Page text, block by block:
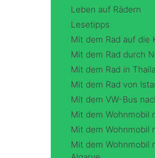
Leben auf Rädern
Lesetipps
Mit dem Rad auf die
Mit dem Rad durch
Mit dem Rad in
Mit dem Rad von
Mit dem VW-Bus
Mit dem Wohnmobil
Mit dem Wohnmobil
Mit dem Wohnmobil